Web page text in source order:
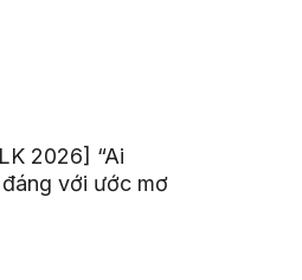
2026] “Ai
với ước mơ